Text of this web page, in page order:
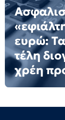
ευρώ:
τέλη
χρέη